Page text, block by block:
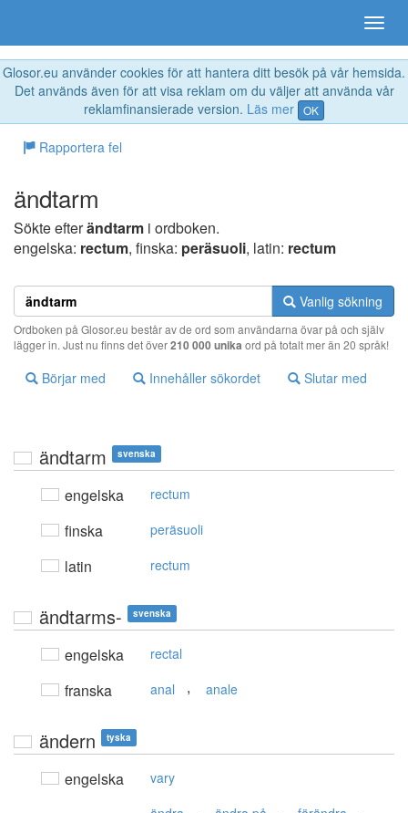
Glosor.eu använder cookies för att hantera ditt besök på vår hemsida.
Det används även för att visa reklam om du väljer att använda vår
reklamfinansierade version. Läs mer OK
Rapportera fel
ändtarm
Sökte efterändtarm i ordboken.
engelska: rectum, finska: peräsuoli, latin: rectum
Vanlig sökning
Ordboken på Glosor.eu består av de ord som användarna övar på och själv
lägger in. Just nu finns det över210 000 unika ord på totalt mer än 20 språk!
Börjar med Innehåller sökordet Slutar med
ändtarm svenska
engelska rectum
finska peräsuoli
latin rectum
ändtarms- svenska
engelska rectal
franska anal , anale
ändern tyska
engelska vary